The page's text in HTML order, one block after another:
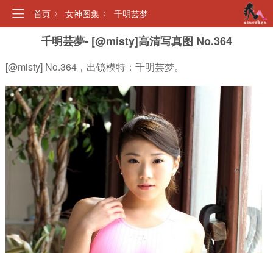
首页 〉 女神图集 〉 千明芸梦
千明芸夢- [@misty]高清写真图 No.364
[@misty] No.364，出镜模特：千明芸梦。